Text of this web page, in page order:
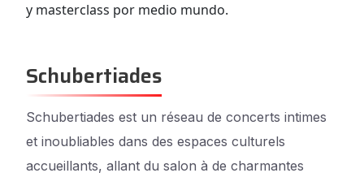
y masterclass por medio mundo.
Schubertiades
Schubertiades est un réseau de concerts intimes
et inoubliables dans des espaces culturels
accueillants, allant du salon à de charmantes